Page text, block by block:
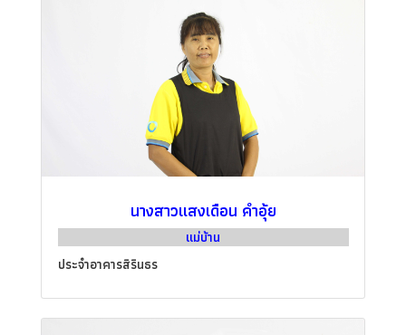
นางสาวแสงเดือน คำอุ้ย
แม่บ้าน
ประจำอาคารสิรินธร